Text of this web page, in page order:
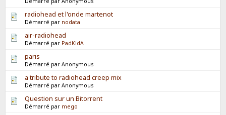
radiohead et l'onde martenot
Démarré par nodata
air-radiohead
Démarré par PadKidA
paris
Démarré par Anonymous
a tribute to radiohead creep mix
Démarré par Anonymous
Question sur un Bitorrent
Démarré par mego